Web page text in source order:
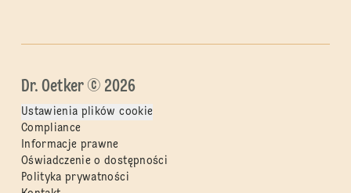
Dr. Oetker © 2026
Ustawienia plików cookie
Compliance
Informacje prawne
Oświadczenie o dostępności
Polityka prywatności